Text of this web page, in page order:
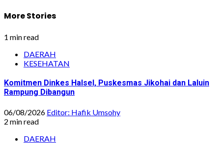
More Stories
1 min read
DAERAH
KESEHATAN
Komitmen Dinkes Halsel, Puskesmas Jikohai dan Laluin
Rampung Dibangun
06/08/2026 Editor: Hafik Umsohy
2 min read
DAERAH